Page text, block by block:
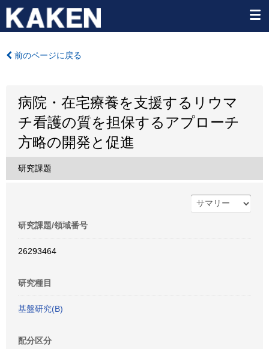
前のページに戻る
病院・在宅療養を支援するリウマ
チ看護の質を担保するアプローチ
方略の開発と促進
研究課題
研究課題/領域番号
26293464
研究種目
基盤研究(B)
配分区分